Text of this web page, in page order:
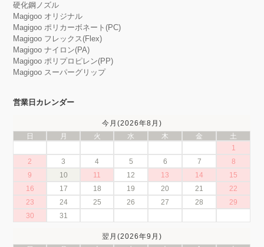
硬化鋼ノズル
Magigoo オリジナル
Magigoo ポリカーボネート(PC)
Magigoo フレックス(Flex)
Magigoo ナイロン(PA)
Magigoo ポリプロピレン(PP)
Magigoo スーパーグリップ
営業日カレンダー
今月(2026年8月)
日
月 火 水 木 金
土
1
2
3 4 5 6 7
8
9
10 11 12 13 14
15
16
17 18 19 20 21
22
23
24 25 26 27 28
29
30
31
翌月(2026年9月)